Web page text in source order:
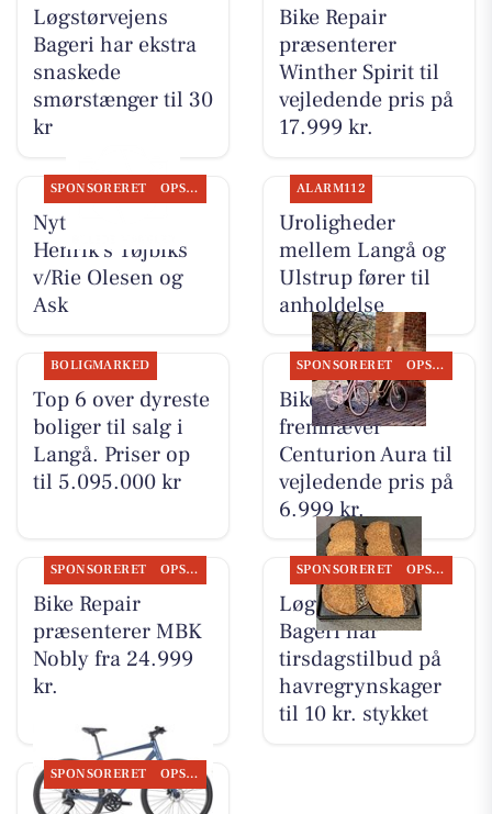
Løgstørvejens
Bageri har ekstra
snaskede
smørstænger til 30
kr
Bike Repair
præsenterer
Winther Spirit til
vejledende pris på
17.999 kr.
SPONSORERET OPSLAGSTAVLEN
Nyt fra Rie &
Henrik's Tøjbiks
v/Rie Olesen og
Ask
ALARM112
Uroligheder
mellem Langå og
Ulstrup fører til
anholdelse
BOLIGMARKED
Top 6 over dyreste
boliger til salg i
Langå. Priser op
til 5.095.000 kr
SPONSORERET OPSLAGSTAVLEN
Bike Repair
fremhæver
Centurion Aura til
vejledende pris på
6.999 kr.
SPONSORERET OPSLAGSTAVLEN
Bike Repair
præsenterer MBK
Nobly fra 24.999
kr.
SPONSORERET OPSLAGSTAVLEN
Løgstørvejens
Bageri har
tirsdagstilbud på
havregrynskager
til 10 kr. stykket
SPONSORERET OPSLAGSTAVLEN